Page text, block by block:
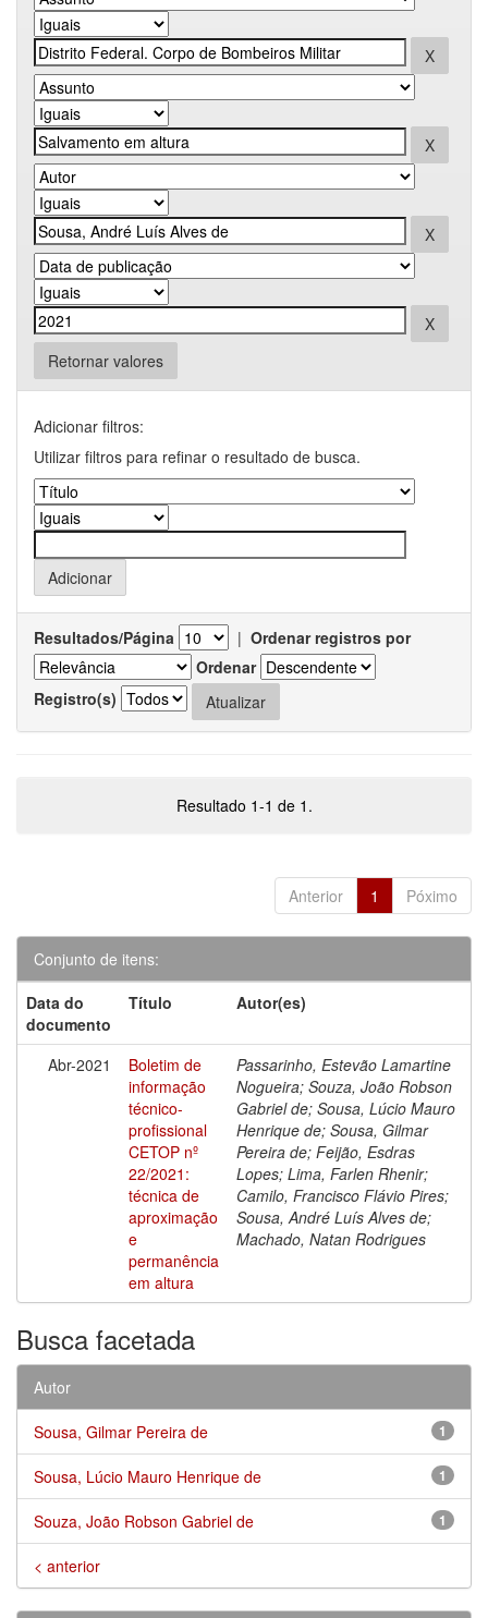
Retornar valores
Adicionar filtros:
Utilizar filtros para refinar o resultado de busca.
Resultados/Página | Ordenar registros por
Ordenar
Registro(s)
Resultado 1-1 de 1.
Anterior 1 Póximo
Conjunto de itens:
Data do
documento
Título Autor(es)
Abr-2021
Boletim de
informação
técnico-
profissional
CETOP nº
22/2021:
técnica de
aproximação
e
permanência
em altura
Passarinho, Estevão Lamartine
Nogueira; Souza, João Robson
Gabriel de; Sousa, Lúcio Mauro
Henrique de; Sousa, Gilmar
Pereira de; Feijão, Esdras
Lopes; Lima, Farlen Rhenir;
Camilo, Francisco Flávio Pires;
Sousa, André Luís Alves de;
Machado, Natan Rodrigues
Busca facetada
Autor
1
Sousa, Gilmar Pereira de
1
Sousa, Lúcio Mauro Henrique de
1
Souza, João Robson Gabriel de
< anterior